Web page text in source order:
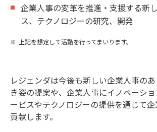
企業人事の変革を推進・支援する新
ス、テクノロジーの研究、開発
上記を想定して活動を行ってまいります。
レジェンダは今後も新しい企業人事の
き姿の提案や、企業人事にイノベーシ
ービスやテクノロジーの提供を通じて
貢献します。